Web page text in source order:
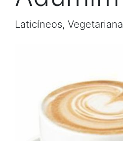
Laticíneos, Vegetariana